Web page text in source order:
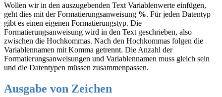
Wollen wir in den auszugebenden Text Variablenwerte einfügen,
geht dies mit der Formatierungsanweisung %. Für jeden Datentyp
gibt es einen eigenen Formatierungstyp. Die
Formatierungsanweisung wird in den Text geschrieben, also
zwischen die Hochkommas. Nach den Hochkommas folgen die
Variablennamen mit Komma getrennt. Die Anzahl der
Formatierungsanweisungen und Variablennamen muss gleich sein
und die Datentypen müssen zusammenpassen.
Ausgabe von Zeichen